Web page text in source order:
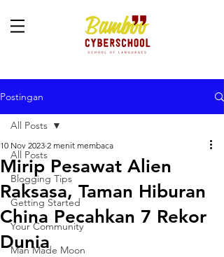
Postingan
All Posts
Blogging Tips
Getting Started
Your Community
Man Made Moon
All Posts
Mirip Pesawat Alien
Raksasa, Taman Hiburan
China Pecahkan 7 Rekor
Dunia
10 Nov 2023 2 menit membaca